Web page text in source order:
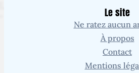
Le site
Ne ratez aucun
À propos
Contact
Mentions